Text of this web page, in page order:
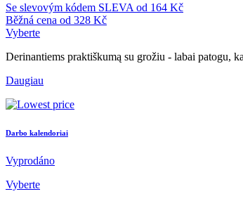
Se slevovým kódem SLEVA od 164 Kč
Běžná cena od 328 Kč
Vyberte
Derinantiems praktiškumą su grožiu - labai patogu,
Daugiau
Darbo kalendoriai
Vyprodáno
Vyberte